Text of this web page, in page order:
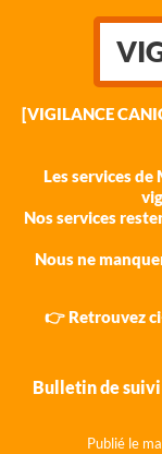
[VIGILANCE
Les services
Nos services
Nous ne
👉 Retrouvez
Bulletin de
Publié le